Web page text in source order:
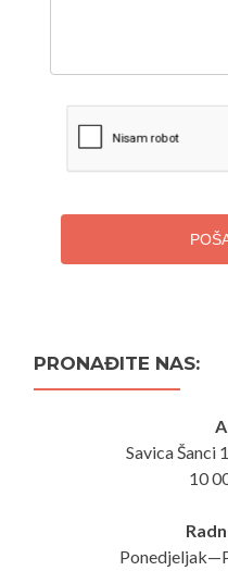
PRONAĐITE NAS:
Savica Šanci
10